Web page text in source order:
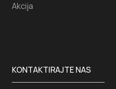
KONTAKTIRAJTE NAS
Akcija